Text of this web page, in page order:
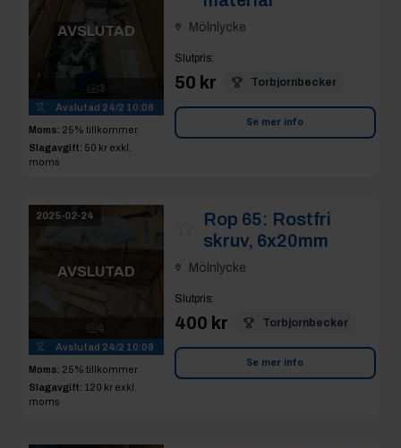
AVSLUTAD
3
Avslutad 24/2 10:08
Moms: 25% tillkommer
Slagavgift: 50 kr exkl.
moms
Mölnlycke
Slutpris:
50 kr Torbjornbecker
Se mer info
2025-02-24
AVSLUTAD
4
Avslutad 24/2 10:09
Moms: 25% tillkommer
Slagavgift: 120 kr exkl.
moms
Rop 65: Rostfri
skruv, 6x20mm
Mölnlycke
Slutpris:
400 kr Torbjornbecker
Se mer info